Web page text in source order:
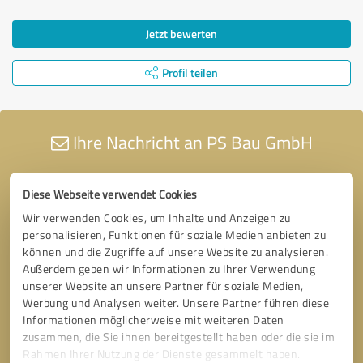
Diese Webseite verwendet Cookies
Wir verwenden Cookies, um Inhalte und Anzeigen zu
personalisieren, Funktionen für soziale Medien anbieten zu
können und die Zugriffe auf unsere Website zu analysieren.
Außerdem geben wir Informationen zu Ihrer Verwendung
unserer Website an unsere Partner für soziale Medien,
Werbung und Analysen weiter. Unsere Partner führen diese
Informationen möglicherweise mit weiteren Daten
zusammen, die Sie ihnen bereitgestellt haben oder die sie im
Rahmen Ihrer Nutzung der Dienste gesammelt haben.
Jetzt bewerten
Profil teilen
Ihre Nachricht an PS Bau GmbH